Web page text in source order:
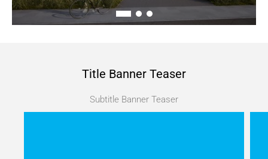
Title Banner Teaser
Subtitle Banner Teaser